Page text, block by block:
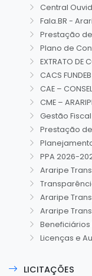
Central
Fala.BR -
Prestação
Plano de
EXTRATO DE
CACS FUNDEB
CAE –
CME –
Gestão Fiscal
Prestação
PPA 2026-
Araripe
Araripe
Araripe
Beneficiários
Licenças e
LICITAÇÕES